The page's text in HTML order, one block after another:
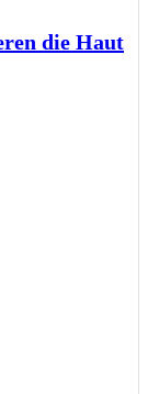
die Haut